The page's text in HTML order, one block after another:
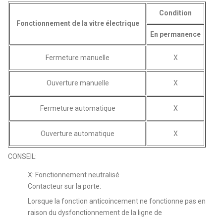
Fonctionnement de la vitre électrique
Condition
En permanence
Fermeture manuelle X
Ouverture manuelle X
Fermeture automatique X
Ouverture automatique X
CONSEIL:
X: Fonctionnement neutralisé
Contacteur sur la porte:
Lorsque la fonction anticoincement ne fonctionne pas en
raison du dysfonctionnement de la ligne de